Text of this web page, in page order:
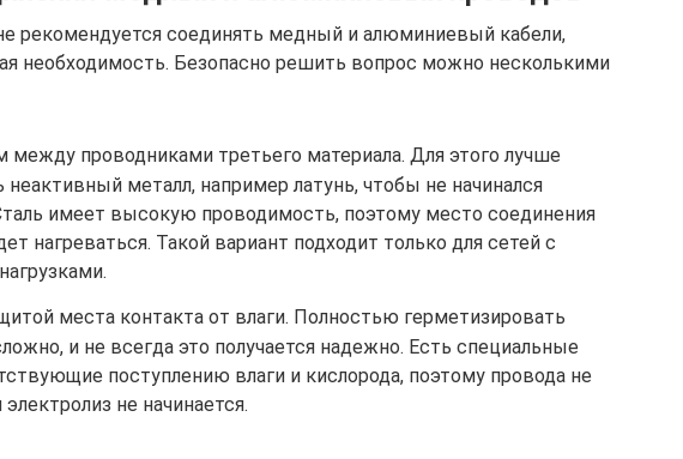
рекомендуется соединять медный и алюминиевый кабели,
необходимость. Безопасно решить вопрос можно несколькими
между проводниками третьего материала. Для этого лучше
неактивный металл, например латунь, чтобы не начинался
имеет высокую проводимость, поэтому место соединения
нагреваться. Такой вариант подходит только для сетей с
места контакта от влаги. Полностью герметизировать
и не всегда это получается надежно. Есть специальные
поступлению влаги и кислорода, поэтому провода не
не начинается.